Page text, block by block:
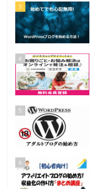
3
4
5
6